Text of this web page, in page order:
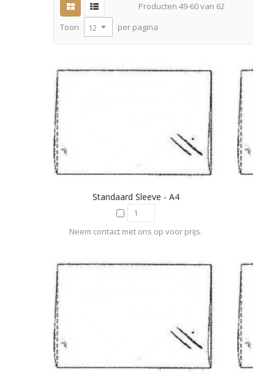
Producten 49-60van 62
Toon
per pagina
Standaard Sleeve - A4
Neem contact met ons op voor prijs.